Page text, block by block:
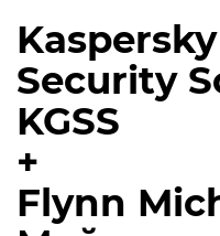
Security
KGSS
+
Flynn